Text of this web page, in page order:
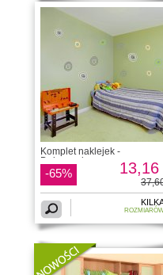
Komplet naklejek -
Dekoracyjne
-65% 13,16